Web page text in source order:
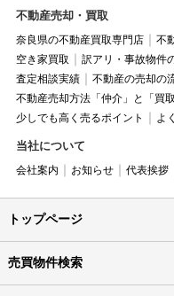
不動産売却・買取
奈良県の不動産買取専門店 不
空き家買取
訳アリ・事故物件
査定相談実績
不動産の売却の
不動産売却方法「仲介」と「買
少しでも高く売るポイント
よ
当社について
会社案内 お知らせ 代表挨拶
トップページ
売買物件検索